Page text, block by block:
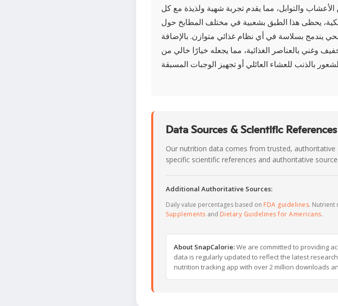
والتوابل، مما يقدم تجربة شهية ولذيذة مع كل
يحظى هذا الطبق بشعبية في مختلف المطابخ حول
يندمج بسلاسة في أي نظام غذائي متوازن. بالإضافة
وغني بالعناصر الغذائية، مما يجعله خيارًا خالي من
Data Sources & Scientific References
Our nutrition data comes from trusted,
specific scientific references and authoritative
Additional Authoritative Sources:
Daily value percentages based on FDA guidelines. Nutrient
Supplements and Dietary Guidelines for Americans.
About SnapCalorie:We are committed to providing
data is regularly updated to reflect the latest
nutrition tracking app with over 2 million downloads